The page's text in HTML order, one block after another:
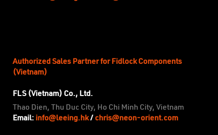
Authorized Sales Partner for Fidlock Components
(Vietnam)
FLS (Vietnam) Co., Ltd.
Thao Dien, Thu Duc City, Ho Chi Minh City, Vietnam
Email: info@leeing.hk/ chris@neon-orient.com